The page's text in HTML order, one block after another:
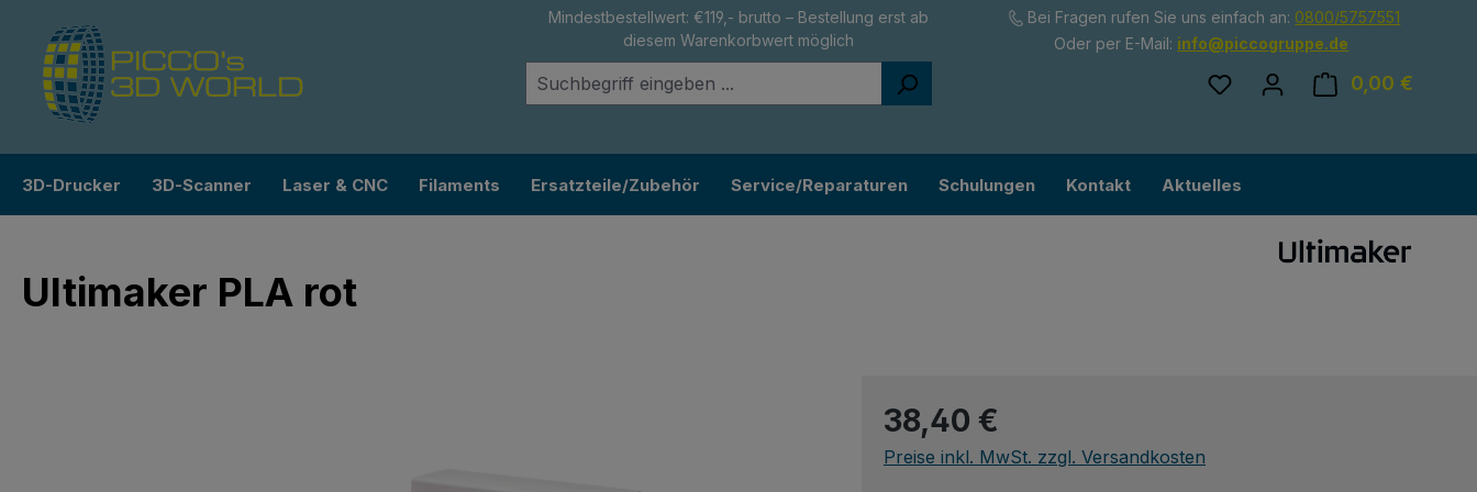
Hauptinhalt springen
Zur Suche springen
Zur Hauptnavigation springen
Mindestbestellwert: €119,- brutto – Bestellung erst ab
diesem Warenkorbwert möglich
Bei Fragen rufen Sie uns einfach an: 0800/5757551
Oder per E-Mail: info@piccogruppe.de
Du hast 0 Produkte auf
0,00 €
3D-Drucker 3D-Scanner Laser & CNC Filaments Ersatzteile/Zubehör Service/Reparaturen Schulungen Kontakt Aktuelles
Ultimaker PLA rot
Regulärer Preis:
38,40 €
Preise inkl. MwSt. zzgl. Versandkosten